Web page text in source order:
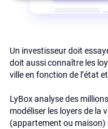
Un investisseur doit
doit aussi connaître les
ville en fonction de l’état
LyBox analyse des
modéliser les loyers de la
(appartement ou maison)